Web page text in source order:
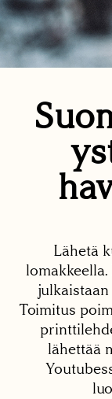
Lähetä
Toimitus
lähettää